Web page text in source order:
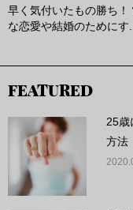
早く気付いたもの勝ち！
な恋愛や結婚のためにす...
FEATURED
25歳
方